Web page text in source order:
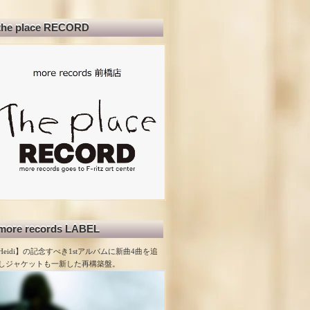
place RECORD
records LABEL
】の記念すべき1stアルバムに新曲4曲を追
ジャケットも一新した再構築盤。